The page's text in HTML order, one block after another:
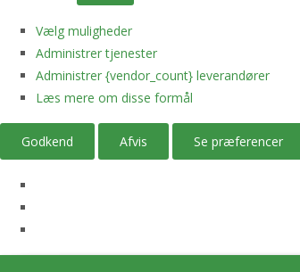
Vælg muligheder
Administrer tjenester
Administrer {vendor_count} leverandører
Læs mere om disse formål
Godkend Afvis Se præferencer